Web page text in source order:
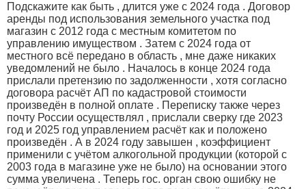
Отмена Оплатить
Подскажите как быть , длится уже с 2024 года . Договор
аренды под использования земельного участка под
магазин с 2012 года с местным комитетом по
управлению имуществом . Затем с 2024 года от
местного всё передано в область , мне даже никаких
уведомлений не было . Началось в конце 2024 года
прислали претензию по задолженности , хотя согласно
договора расчёт АП по кадастровой стоимости
произведён в полной оплате . Переписку также через
почту России осуществлял , прислали сверку где 2023
год и 2025 год управлением расчёт как и положено
произведён . А в 2024 году завышен , коэффициент
применили с учётом алкогольной продукции (которой с
2003 года в магазине уже не было) на основании этого
сумма увеличена . Теперь гос. орган свою ошибку не